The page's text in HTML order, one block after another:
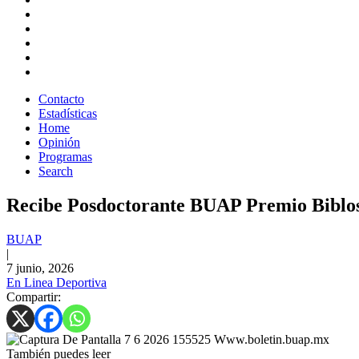
Contacto
Estadísticas
Home
Opinión
Programas
Search
Recibe Posdoctorante BUAP Premio
BUAP
|
7 junio, 2026
En Linea Deportiva
Compartir:
También puedes leer